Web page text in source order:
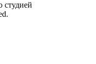
студией